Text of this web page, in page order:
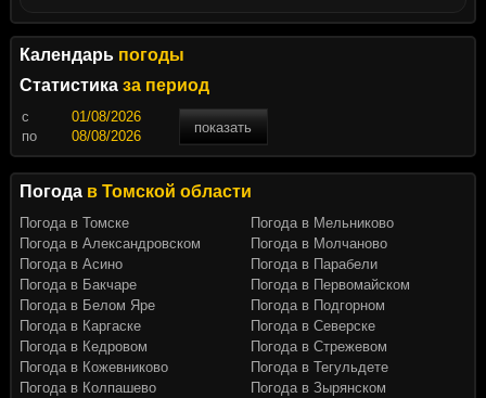
Календарь погоды
Статистика за период
c
показать
по
Погода в Томской области
Погода в Томске
Погода в Александровском
Погода в Асино
Погода в Бакчаре
Погода в Белом Яре
Погода в Каргаске
Погода в Кедровом
Погода в Кожевниково
Погода в Колпашево
Погода в Мельниково
Погода в Молчаново
Погода в Парабели
Погода в Первомайском
Погода в Подгорном
Погода в Северске
Погода в Стрежевом
Погода в Тегульдете
Погода в Зырянском